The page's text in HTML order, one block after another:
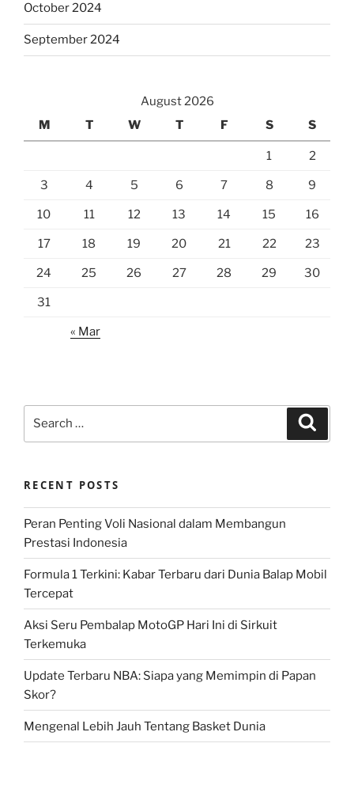
October 2024
September 2024
August 2026
M
T W T F S S
1 2
3 4 5 6 7 8 9
10 11 12 13 14 15 16
17 18 19 20 21 22 23
24 25 26 27 28 29 30
31
« Mar
RECENT POSTS
Peran Penting Voli Nasional dalam Membangun
Prestasi Indonesia
Formula 1 Terkini: Kabar Terbaru dari Dunia Balap Mobil
Tercepat
Aksi Seru Pembalap MotoGP Hari Ini di Sirkuit
Terkemuka
Update Terbaru NBA: Siapa yang Memimpin di Papan
Skor?
Mengenal Lebih Jauh Tentang Basket Dunia